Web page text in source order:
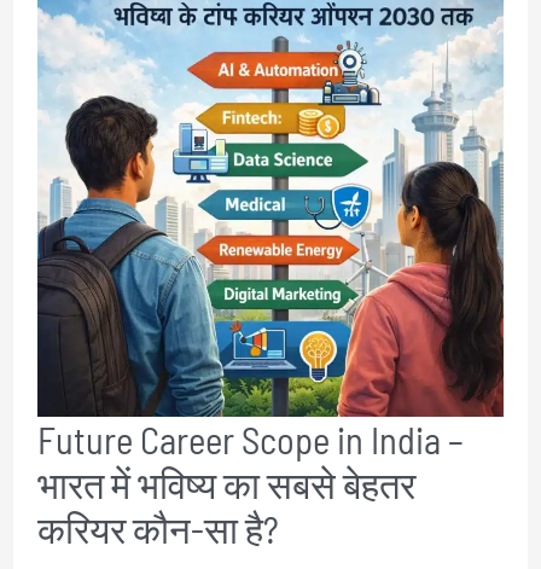
अपने
कंटेंट
के
Words,
Characters
और
Paragraph
तुरंत
गिनें
Future Career Scope in India –
भारत में भविष्य का सबसे बेहतर
करियर कौन-सा है?